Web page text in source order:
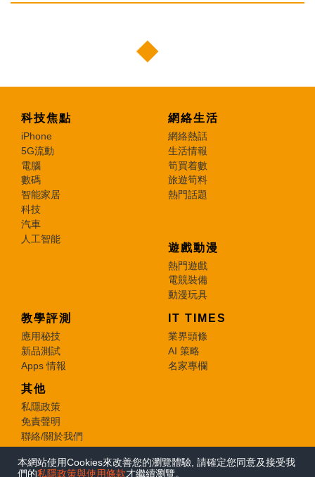
本網站使用Cookies來改善您的瀏覽體驗, 請確定您同意及接受我
們的私隱政策與使用條款才繼續瀏覽。
科技焦點
iPhone
5G流動
電腦
數碼
智能家居
科技
汽車
人工智能
網絡生活
網絡熱話
生活情報
筍買着數
旅遊筍料
熱門話題
遊戲動漫
熱門遊戲
電競裝備
動漫玩具
教學評測
應用秘技
新品測試
Apps 情報
IT TIMES
業界頭條
AI 策略
名家專欄
其他
私隱政策
免責聲明
聯絡/關於我們
© 2026 e-zone. All Rights Reserved.